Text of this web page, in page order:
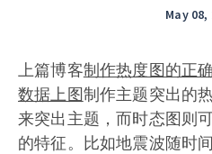
May 08,
上篇博客制作热度图的正
数据上图制作主题突出的
来突出主题，而时态图则
的特征。比如地震波随时